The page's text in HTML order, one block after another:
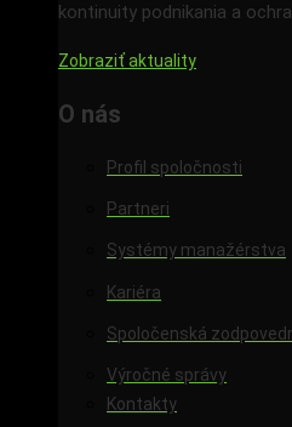
kontinuity podnikania a
Zobraziť aktuality
O nás
Profil spoločnosti
Partneri
Systémy manažérstva
Kariéra
Spoločenská
Výročné správy
Kontakty